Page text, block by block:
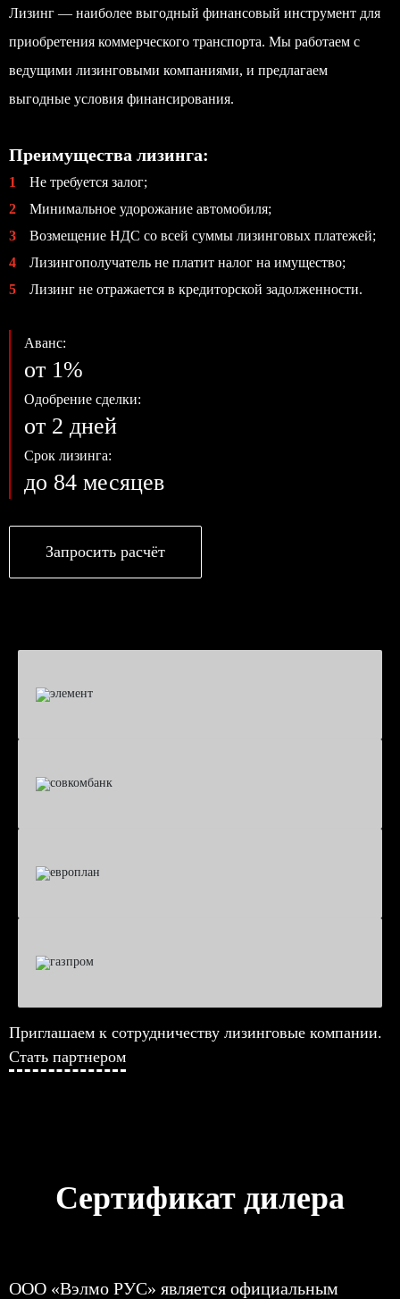
Лизинг — наиболее выгодный финансовый инструмент для
приобретения коммерческого транспорта. Мы работаем с
ведущими лизинговыми компаниями, и предлагаем
выгодные условия финансирования.
Преимущества лизинга:
1
Не требуется залог;
2
Минимальное удорожание автомобиля;
3
Возмещение НДС со всей суммы лизинговых платежей;
4
Лизингополучатель не платит налог на имущество;
5
Лизинг не отражается в кредиторской задолженности.
Аванс:
от 1%
Одобрение сделки:
от 2 дней
Срок лизинга:
до 84 месяцев
Запросить расчёт
Приглашаем к сотрудничеству лизинговые компании.
Стать партнером
Сертификат дилера
ООО «Вэлмо РУС» является официальным